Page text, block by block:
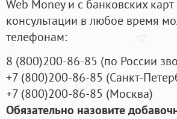
Web Money и с банковских
консультации в любое время
телефонам:
8 (800)200-86-85 (по России
+7 (800)200-86-85 (Санкт-
+7 (800)200-86-85 (Москва)
Обязательно назовите